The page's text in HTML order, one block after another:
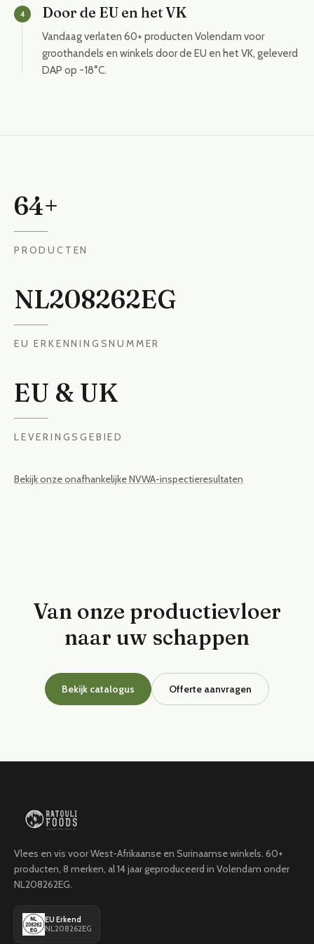
4 Door de EU en het VK
Vandaag verlaten 60+ producten Volendam voor
groothandels en winkels door de EU en het VK, geleverd
DAP op -18°C.
64+
PRODUCTEN
NL208262EG
EU ERKENNINGSNUMMER
EU & UK
LEVERINGSGEBIED
Bekijk onze onafhankelijke NVWA-inspectieresultaten
Van onze productievloer
naar uw schappen
Bekijk catalogus Offerte aanvragen
Vlees en vis voor West-Afrikaanse en Surinaamse winkels. 60+
producten, 8 merken, al 14 jaar geproduceerd in Volendam onder
NL208262EG.
EU Erkend
NL208262EG